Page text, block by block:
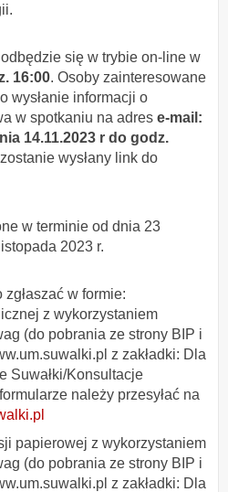
się w trybie on-line w
16:00. Osoby zainteresowane
wysłanie informacji o
w spotkaniu na adres e-mail:
14.11.2023 r do godz.
wysłany link do
w terminie od dnia 23
2023 r.
w formie:
z wykorzystaniem
(do pobrania ze strony BIP i
z zakładki: Dla
Suwałki/Konsultacje
należy przesyłać na
papierowej z wykorzystaniem
(do pobrania ze strony BIP i
z zakładki: Dla